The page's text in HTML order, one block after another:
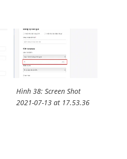
Hình 38: Screen Shot
2021-07-13 at 17.53.36